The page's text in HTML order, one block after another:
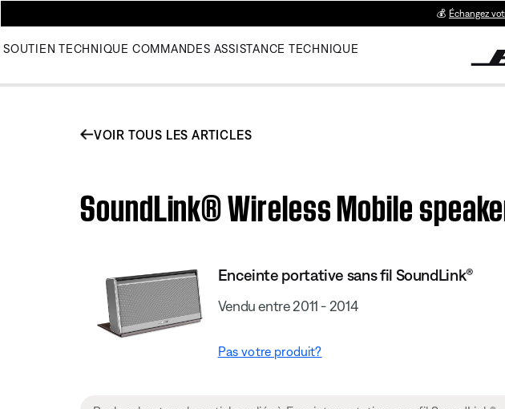
💰 Échangez
SOUTIEN TECHNIQUE COMMANDES ASSISTANCE TECHNIQUE
VOIR TOUS LES ARTICLES
SoundLink® Wireless Mobile
Enceinte portative sans fil SoundLink®
Vendu entre 2011 - 2014
Pas votre produit?